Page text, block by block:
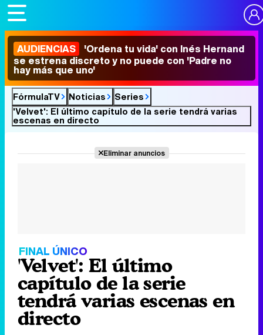
AUDIENCIAS 'Ordena tu vida' con Inés Hernand
se estrena discreto y no puede con 'Padre no
hay más que uno'
FórmulaTV Noticias
Series
'Velvet': El último capítulo de la serie tendrá varias
escenas en directo
Eliminar anuncios
FINAL ÚNICO
'Velvet': El último
capítulo de la serie
tendrá varias escenas en
directo